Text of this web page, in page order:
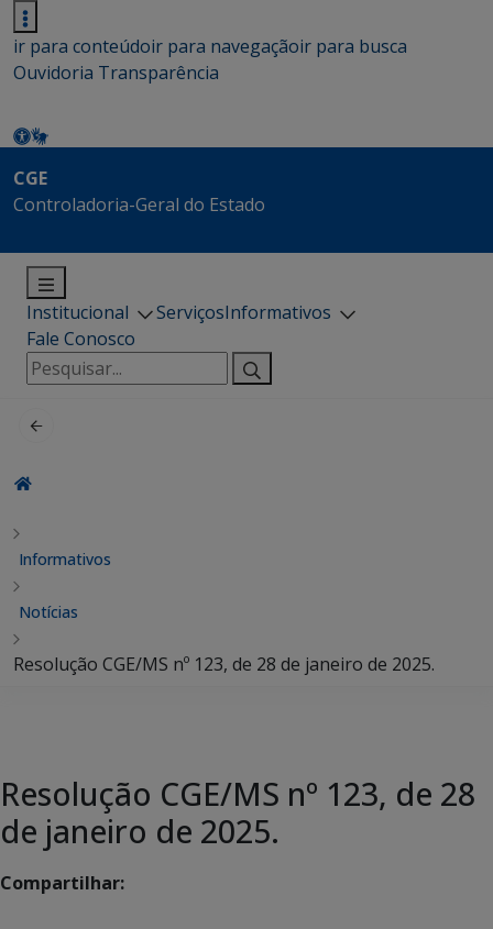
ir para conteúdoir para navegaçãoir para busca
Ouvidoria Transparência
CGE
Controladoria-Geral do Estado
Institucional ServiçosInformativos
Fale Conosco
Pesquisar
por:
Informativos
Notícias
Resolução CGE/MS nº 123, de 28 de janeiro de 2025.
Resolução CGE/MS nº 123, de 28
de janeiro de 2025.
Compartilhar: